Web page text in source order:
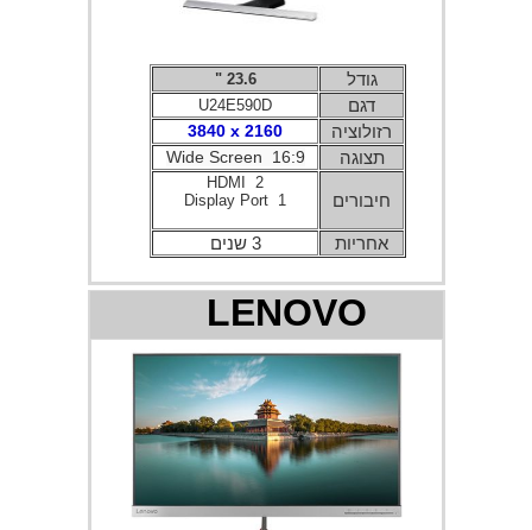
גודל 23.6 "
דגם U24E590D
רזולוציה 3840 x 2160
תצוגה Wide Screen 16:9
חיבורים
HDMI 2
Display Port 1
אחריות 3 שנים
LENOVO